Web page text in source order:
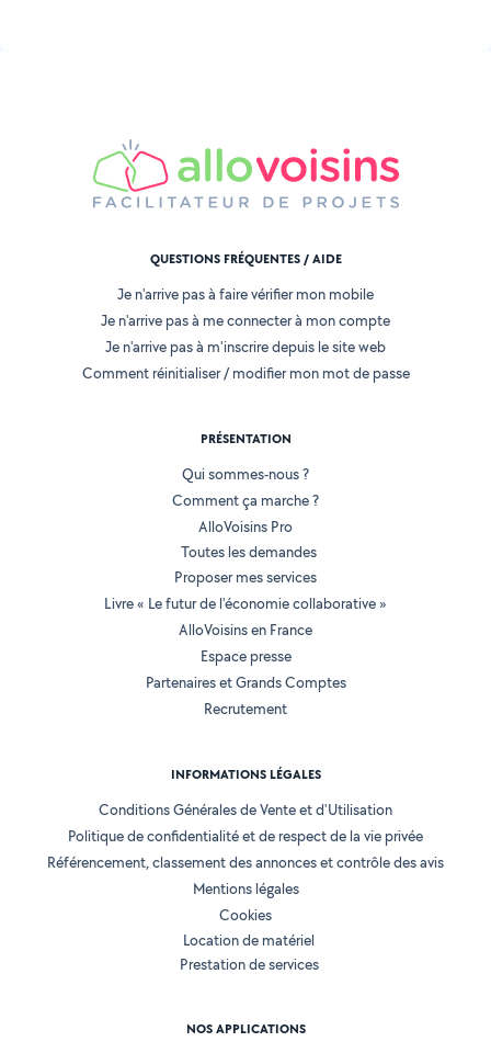
QUESTIONS FRÉQUENTES / AIDE
Je n'arrive pas à faire vérifier mon mobile
Je n'arrive pas à me connecter à mon compte
Je n'arrive pas à m'inscrire depuis le site web
Comment réinitialiser / modifier mon mot de passe
PRÉSENTATION
Qui sommes-nous ?
Comment ça marche ?
AlloVoisins Pro
Toutes les demandes
Proposer mes services
Livre « Le futur de l'économie collaborative »
AlloVoisins en France
Espace presse
Partenaires et Grands Comptes
Recrutement
INFORMATIONS LÉGALES
Conditions Générales de Vente et d'Utilisation
Politique de confidentialité et de respect de la vie privée
Référencement, classement des annonces et contrôle des avis
Mentions légales
Cookies
Location de matériel
Prestation de services
NOS APPLICATIONS